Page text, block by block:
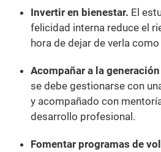
Invertir en bienestar. El
felicidad interna reduce el
hora de dejar de verla
Acompañar a la generación
se debe gestionarse con
y acompañado con
desarrollo profesional.
Fomentar programas de